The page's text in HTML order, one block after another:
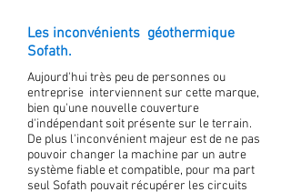
Les inconvénients géothermique
Sofath.
Aujourd'hui très peu de personnes ou
entreprise interviennent sur cette marque,
bien qu'une nouvelle couverture
d'indépendant soit présente sur le terrain.
De plus l'inconvénient majeur est de ne pas
pouvoir changer la machine par un autre
système fiable et compatible, pour ma part
seul Sofath pouvait récupérer les circuits